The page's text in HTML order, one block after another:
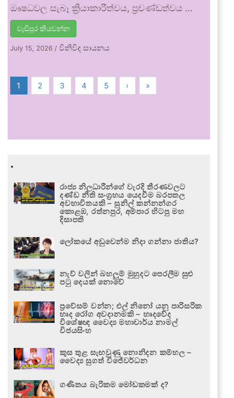
ඖෂධවල සැබෑ ක්‍රියාකාරීත්වය, ප්‍රචණ්ඩත්වය …
වැඩිපුර කියවන්න
July 15, 2026 /විනිවිද සායනය
1 2 3 4 5 › »
.
රාජ්‍ය නිලධාරීන්ගේ වැරදි තීරණවලට
දණ්ඩ නීති සංග්‍රහය යෙදවීම බරපතල
අවභාවිතයකි – සුනිල් කන්නන්ගර
කොළඹ, රත්නපුර, අම්පාර හිටපු මහ
දිසාපති
ලෝකයේ අඩුවෙන්ම නිදා ගන්නා ජාතිය?
නැව් වලින් බහලුම් මුහුදට පෙරලීම සුළු
පටු දෙයක් නොවේ
ප්‍රවේසම් වන්න; එල් නිනෝ යනු පාරිසරික
හෘද රෝග අවදානමකි – හෘදවේද
විශේෂඥ වෛද්‍ය මහාචාර්ය නාමල්
විජයසිංහ
කුස තුළ සැඟවුණු නොනිදන කම්හල –
වෛද්‍ය සුගත් විජේවර්ධන
ගණිතය බැරිකම මෝඩකමක් ද?